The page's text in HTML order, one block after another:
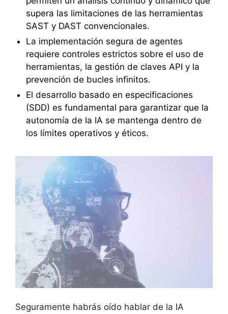
supera las limitaciones de las herramientas
SAST y DAST convencionales.
La implementación segura de agentes
requiere controles estrictos sobre el uso de
herramientas, la gestión de claves API y la
prevención de bucles infinitos.
El desarrollo basado en especificaciones
(SDD) es fundamental para garantizar que la
autonomía de la IA se mantenga dentro de
los límites operativos y éticos.
Seguramente habrás oído hablar de la IA